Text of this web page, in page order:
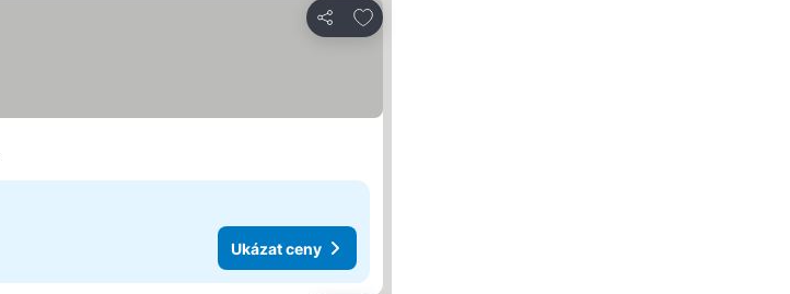
Sdílet
Přidat na seznam oblíbených hotelů
Ukázat ceny